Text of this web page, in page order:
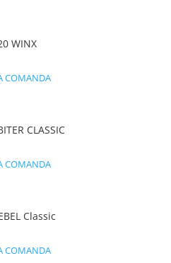
WINX
COMANDA
CLASSIC
COMANDA
Classic
COMANDA